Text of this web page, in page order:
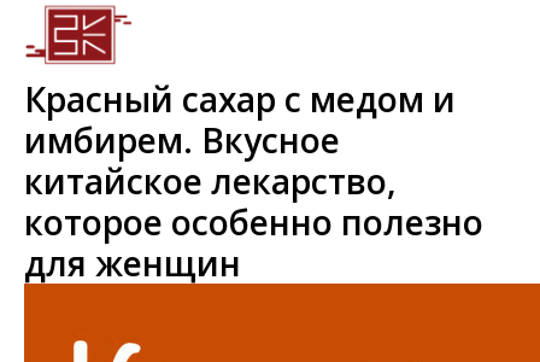
Красный сахар с медом и
имбирем. Вкусное
китайское лекарство,
которое особенно полезно
для женщин